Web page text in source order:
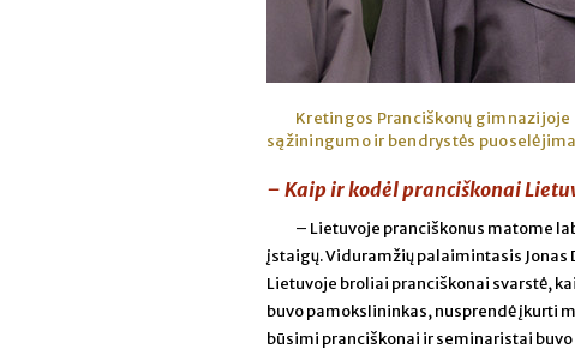
Kretingos Pranciškonų
sąžiningumo ir bendrystės
– Kaip ir kodėl pranciškonai
– Lietuvoje pranciškonus matome
įstaigų. Viduramžių palaimintasis Jonas
Lietuvoje broliai pranciškonai svarstė,
buvo pamokslininkas, nusprendė įkurti
būsimi pranciškonai ir seminaristai